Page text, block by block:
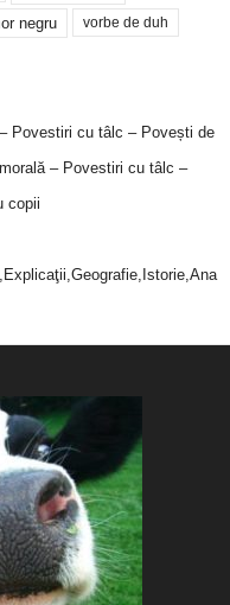
negru vorbe de duh
Povestiri cu tâlc – Povești de
– Povestiri cu tâlc –
copii